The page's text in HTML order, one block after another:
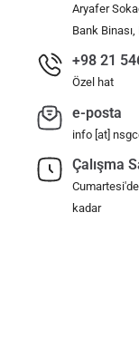
Aryafer
Bank
+98 21
Özel hat
e-posta
info [at]
Çalışma
kadar